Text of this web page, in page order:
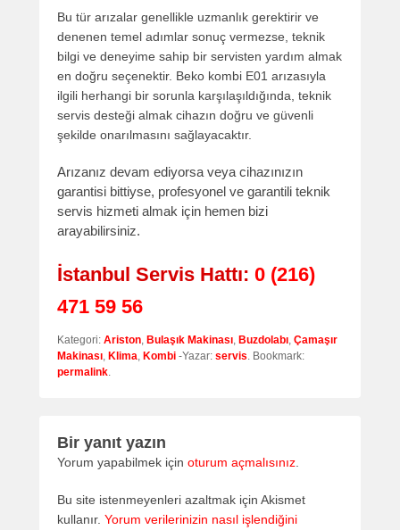
Bu tür arızalar genellikle uzmanlık gerektirir ve
denenen temel adımlar sonuç vermezse, teknik
bilgi ve deneyime sahip bir servisten yardım almak
en doğru seçenektir. Beko kombi E01 arızasıyla
ilgili herhangi bir sorunla karşılaşıldığında, teknik
servis desteği almak cihazın doğru ve güvenli
şekilde onarılmasını sağlayacaktır.
Arızanız devam ediyorsa veya cihazınızın
garantisi bittiyse, profesyonel ve garantili teknik
servis hizmeti almak için hemen bizi
arayabilirsiniz.
İstanbul Servis Hattı: 0 (216)
471 59 56
Kategori: Ariston Bulaşık Makinası Buzdolabı Çamaşır
Makinası Klima Kombi -Yazar: servis . Bookmark:
permalink
Bir yanıt yazın
Yorum yapabilmek için oturum açmalısınız
Bu site istenmeyenleri azaltmak için Akismet
kullanır. Yorum verilerinizin nasıl işlendiğini